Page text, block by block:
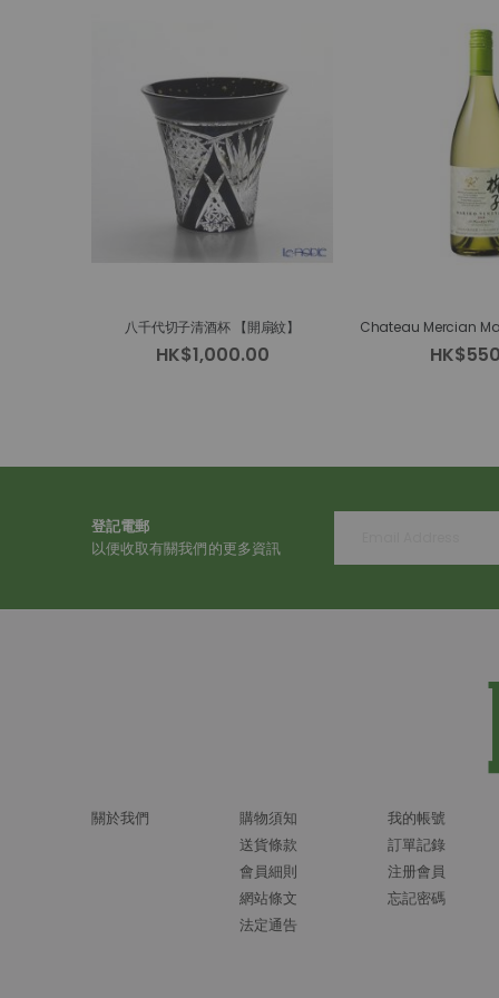
八千代切子清酒杯 【開扇紋】
HK$1,000.00
登記電郵
以便收取有關我們的更多資訊
關於我們
購物須知
送貨條款
會員細則
網站條文
法定通告
我的帳號
訂單記錄
注册會員
忘記密碼